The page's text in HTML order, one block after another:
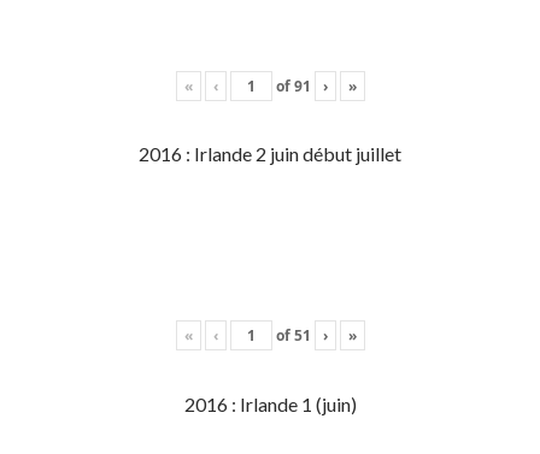
« ‹ of91 › »
2016 : Irlande 2 juin début juillet
« ‹ of51 › »
2016 : Irlande 1 (juin)